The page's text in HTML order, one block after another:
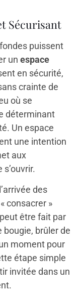
Sécurisant
puissent
un espace
en sécurité,
crainte de
où se
déterminant
Un espace
une intention
aux
s’ouvrir.
des
consacrer »
être fait par
brûler de
moment pour
étape simple
invitée dans un